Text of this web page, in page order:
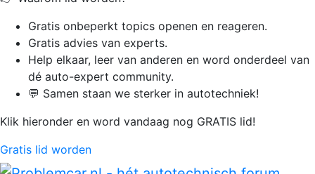
Gratis onbeperkt topics openen en reageren.
Gratis advies van experts.
Help elkaar, leer van anderen en word onderdeel van
dé auto-expert community.
💬 Samen staan we sterker in autotechniek!
Klik hieronder en word vandaag nog GRATIS lid!
Gratis lid worden